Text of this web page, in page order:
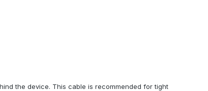
the device. This cable is recommended for tight